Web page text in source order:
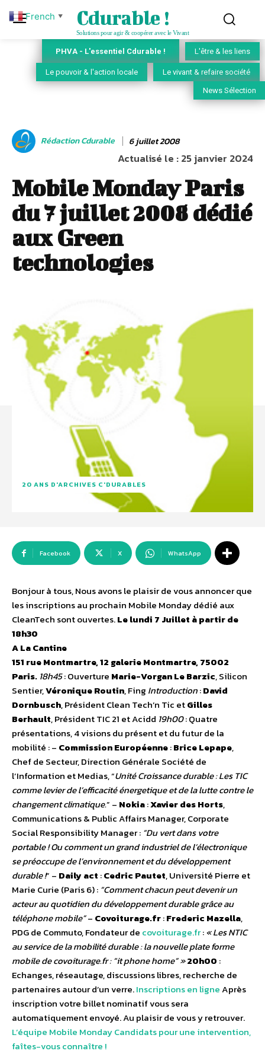
Cdurable !
Solutions pour agir & coopérer avec le Vivant
PHVA - L'essentiel Cdurable ! L'être & les liens
Le pouvoir & l'action locale Le vivant & refaire société
News Sélection
Rédaction Cdurable 6 juillet 2008
Actualisé le :25 janvier 2024
Mobile Monday Paris
du 7 juillet 2008 dédié
aux Green
technologies
20 ANS D'ARCHIVES C'DURABLES
Facebook X WhatsApp
Bonjour à tous, Nous avons le plaisir de vous annoncer que
les inscriptions au prochain Mobile Monday dédié aux
CleanTech sont ouvertes.Le lundi 7 Juillet à partir de
18h30
A La Cantine
151 rue Montmartre, 12 galerie Montmartre, 75002
Paris. 18h45: Ouverture Marie-Vorgan Le Barzic, Silicon
Sentier,Véronique Routin, Fing Introduction:David
Dornbusch, Président Clean Tech’n Tic etGilles
Berhault, Président TIC 21 et Acidd 19h00: Quatre
présentations, 4 visions du présent et du futur de la
mobilité : – Commission Européenne:Brice Lepape,
Chef de Secteur, Direction Générale Société de
l’Information et Medias, “Unité Croissance durable : Les TIC
comme levier de l’efficacité énergetique et de la lutte contre le
changement climatique.” – Nokia:Xavier des Horts,
Communications & Public Affairs Manager, Corporate
Social Responsibility Manager : “Du vert dans votre
portable ! Ou comment un grand industriel de l’électronique
se préoccupe de l’environnement et du développement
durable !” – Daily act :Cedric Pautet, Université Pierre et
Marie Curie (Paris 6) : “Comment chacun peut devenir un
acteur au quotidien du développement durable grâce au
téléphone mobile”– Covoiturage.fr:Frederic Mazella,
PDG de Commuto, Fondateur de covoiturage.fr:« Les NTIC
au service de la mobilité durable : la nouvelle plate forme
mobile de covoiturage.fr : “it phone home” »20h00 :
Echanges, réseautage, discussions libres, recherche de
partenaires autour d’un verre.Inscriptions en ligneAprès
inscription votre billet nominatif vous sera
automatiquement envoyé. Au plaisir de vous y retrouver.
L’équipe Mobile MondayCandidats pour une intervention,
faîtes-vous connaître !
French ▼